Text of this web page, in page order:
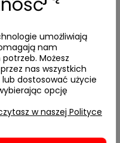
awangardy – Fae
i Isabelle
angielskiej
umożliwiają
nam
Możesz
nas wszystkich
dostosować użycie
opcję
w naszej Polityce